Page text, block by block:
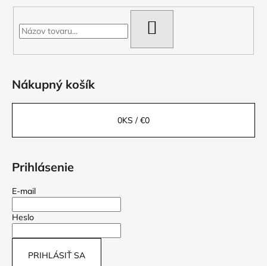
Nákupný košík
0KS /€0
Prihlásenie
E-mail
Heslo
PRIHLÁSIŤ SA